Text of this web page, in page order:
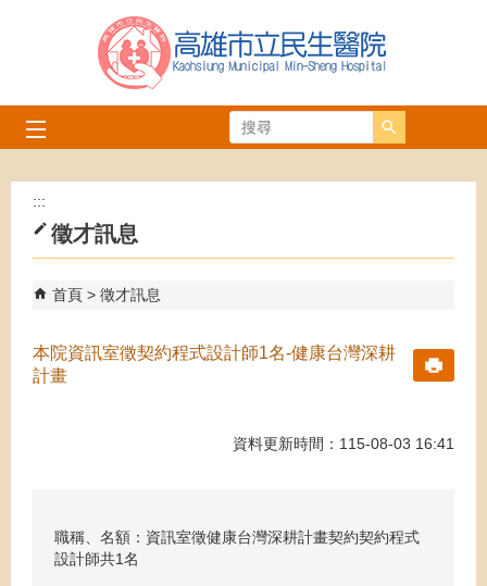
跳到主要內容區塊
搜尋
:::
徵才訊息
首頁 徵才訊息
本院資訊室徵契約程式設計師1名-健康台灣深耕
計畫
資料更新時間：115-08-03 16:41
職稱、名額：資訊室徵健康台灣深耕計畫契約契約程式
設計師共1名